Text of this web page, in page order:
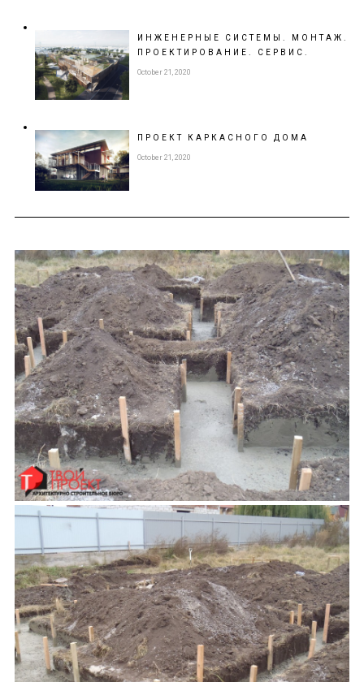
ИНЖЕНЕРНЫЕ СИСТЕМЫ. МОНТАЖ.
ПРОЕКТИРОВАНИЕ.
СЕРВИС.
October 21, 2020
ПРОЕКТ КАРКАСНОГО ДОМА
October 21, 2020